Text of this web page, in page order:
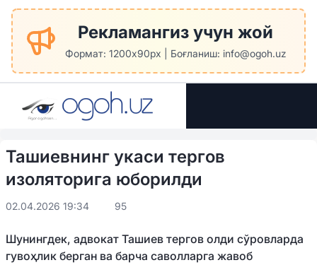
Рекламангиз учун жой
Формат: 1200x90px | Боғланиш: info@ogoh.uz
Ташиевнинг укаси тергов
изоляторига юборилди
02.04.2026 19:34 95
Шунингдек, адвокат Ташиев тергов олди сўровларда
гувоҳлик берган ва барча саволларга жавоб